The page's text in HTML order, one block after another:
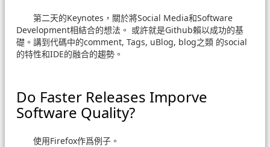
第二天的Keynotes，關於將Social Media和Software
Development相結合的想法。 或許就是Github賴以成功的基
礎。講到代碼中的comment, Tags, uBlog, blog之類 的social
的特性和IDE的融合的趨勢。
Do Faster Releases Imporve
Software Quality?
使用Firefox作爲例子。